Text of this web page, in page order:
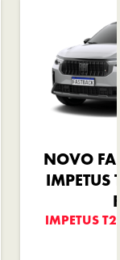
NOVO
IMPETUS
IMPETUS